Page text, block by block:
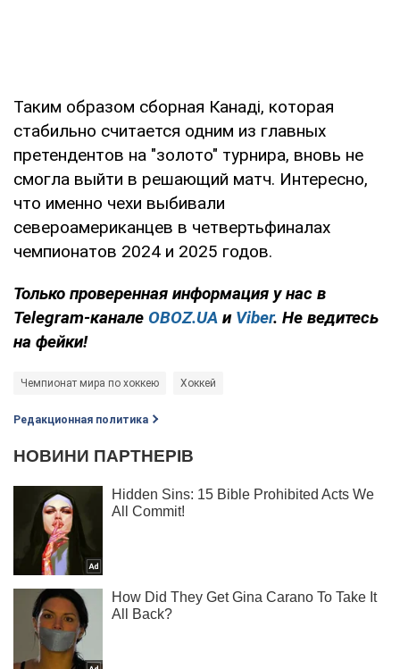
Таким образом сборная Канаді, которая
стабильно считается одним из главных
претендентов на "золото" турнира, вновь не
смогла выйти в решающий матч. Интересно,
что именно чехи выбивали
североамериканцев в четвертьфиналах
чемпионатов 2024 и 2025 годов.
Только проверенная информация у нас в
Telegram-канале OBOZ.UA и Viber. Не ведитесь
на фейки!
Чемпионат мира по хоккею Хоккей
Редакционная политика